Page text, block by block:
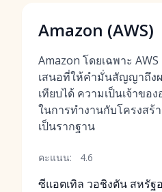
Amazon (AWS)
Amazon โดยเฉพาะ
เสนอที่ให้คำมั่นสัญญาถึง
เทียบได้ ความเป็นเจ้าขอ
ในการทำงานกับโครงสร้
เป็นรากฐาน
คะแนน: 4.6
ซีแอตเทิล วอชิงตัน สหรัฐ